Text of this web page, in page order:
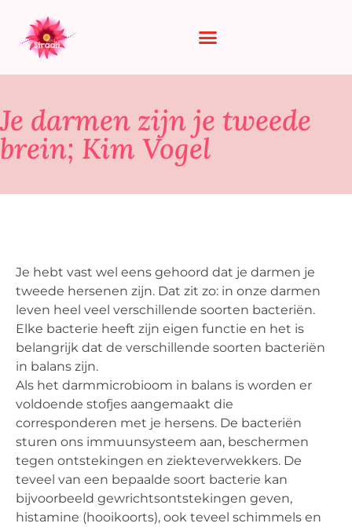
Je darmen zijn je tweede
brein; Kim Vogel
Je hebt vast wel eens gehoord dat je darmen je
tweede hersenen zijn. Dat zit zo: in onze darmen
leven heel veel verschillende soorten bacteriën.
Elke bacterie heeft zijn eigen functie en het is
belangrijk dat de verschillende soorten bacteriën
in balans zijn.
Als het darmmicrobioom in balans is worden er
voldoende stofjes aangemaakt die
corresponderen met je hersens. De bacteriën
sturen ons immuunsysteem aan, beschermen
tegen ontstekingen en ziekteverwekkers. De
teveel van een bepaalde soort bacterie kan
bijvoorbeeld gewrichtsontstekingen geven,
histamine (hooikoorts), ook teveel schimmels en